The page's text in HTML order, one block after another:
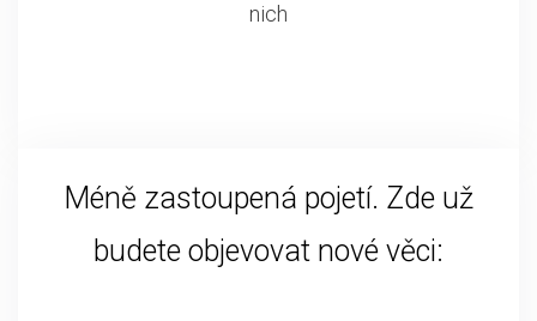
nich
Méně zastoupená pojetí. Zde už
budete objevovat nové věci: